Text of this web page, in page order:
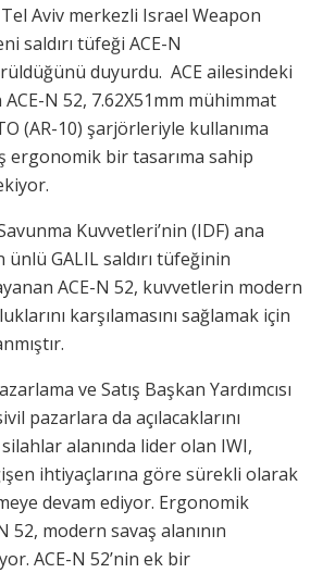
Aviv merkezli Israel Weapon
saldırı tüfeği ACE-N
duyurdu. ACE ailesindeki
N 52, 7.62X51mm mühimmat
(AR-10) şarjörleriyle kullanıma
ergonomik bir tasarıma sahip
Kuvvetleri’nin (IDF) ana
GALIL saldırı tüfeğinin
ACE-N 52, kuvvetlerin modern
karşılamasını sağlamak için
ve Satış Başkan Yardımcısı
pazarlara da açılacaklarını
alanında lider olan IWI,
ihtiyaçlarına göre sürekli olarak
devam ediyor. Ergonomik
52, modern savaş alanının
ACE-N 52’nin ek bir